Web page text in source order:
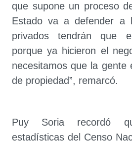
que supone un proceso
Estado va a defender a
privados tendrán que
porque ya hicieron el
necesitamos que la gente
de propiedad”, remarcó.
Puy Soria recordó
estadísticas del Censo